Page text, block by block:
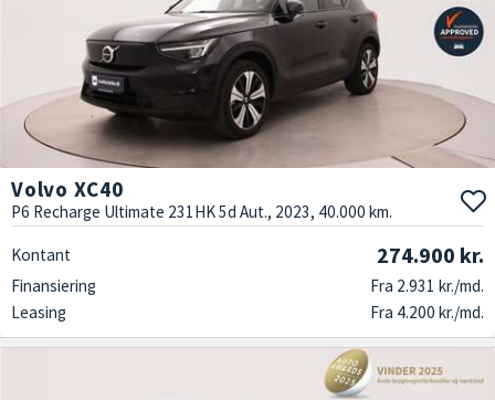
Volvo XC40
P6 Recharge Ultimate 231HK 5d Aut., 2023, 40.000 km.
Kontant 274.900 kr.
Finansiering
Fra 2.931 kr./md.
Leasing
Fra 4.200 kr./md.